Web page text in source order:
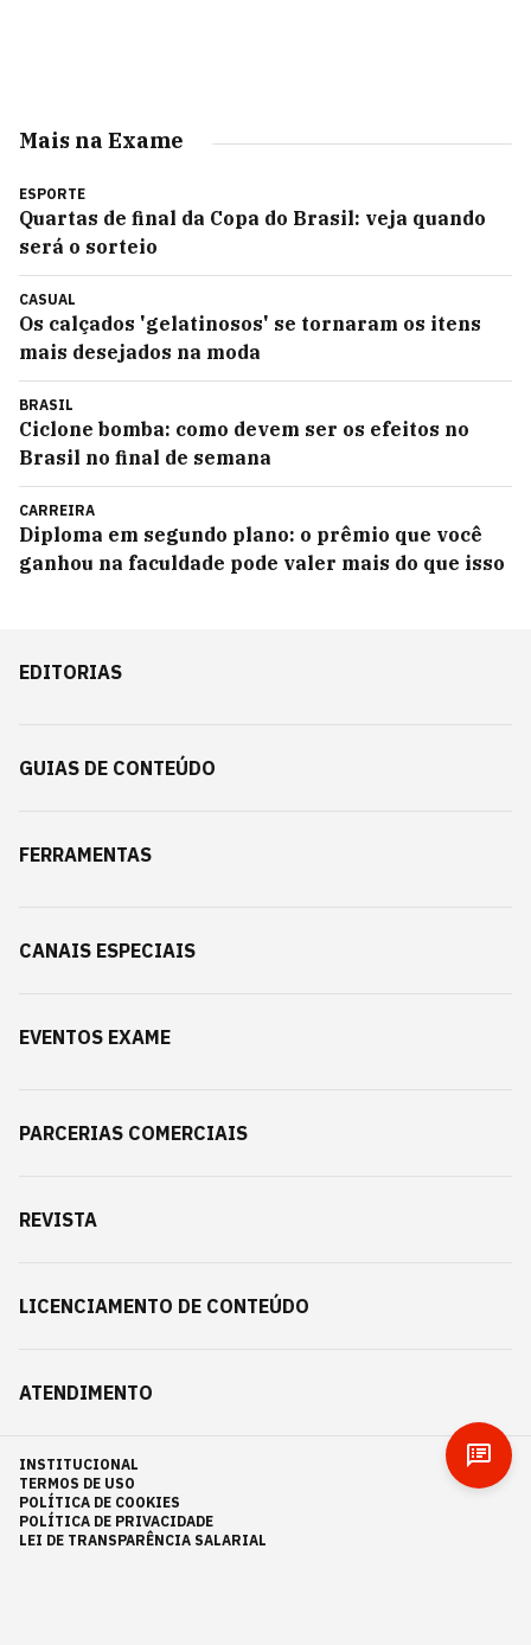
Mais na Exame
ESPORTE
Quartas de final da Copa do Brasil: veja quando
será o sorteio
CASUAL
Os calçados 'gelatinosos' se tornaram os itens
mais desejados na moda
BRASIL
Ciclone bomba: como devem ser os efeitos no
Brasil no final de semana
CARREIRA
Diploma em segundo plano: o prêmio que você
ganhou na faculdade pode valer mais do que isso
EDITORIAS
GUIAS DE CONTEÚDO
FERRAMENTAS
CANAIS ESPECIAIS
EVENTOS EXAME
PARCERIAS COMERCIAIS
REVISTA
LICENCIAMENTO DE CONTEÚDO
ATENDIMENTO
INSTITUCIONAL
TERMOS DE USO
POLÍTICA DE COOKIES
POLÍTICA DE PRIVACIDADE
LEI DE TRANSPARÊNCIA SALARIAL